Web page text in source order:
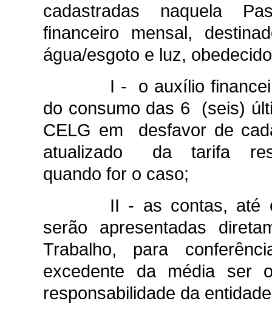
cadastradas naquela
financeiro mensal,
água/esgoto e luz,
I - o auxílio
do consumo das 6 (seis)
CELG em desfavor de
atualizado da tarifa
quando for o caso;
II - as contas, até
serão apresentadas
Trabalho, para
excedente da média ser
responsabilidade da